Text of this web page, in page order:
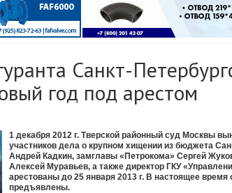
Санкт-
год под арестом
1 декабря 2012 г. Тверской районный суд Москвы
участников дела о крупном хищении из бюджета
Андрей Кадкин, замглавы «Петрокома» Сергей
Алексей Муравьев, а также директор ГКУ
арестованы до 25 января 2013 г. В настоящее
предъявлены.